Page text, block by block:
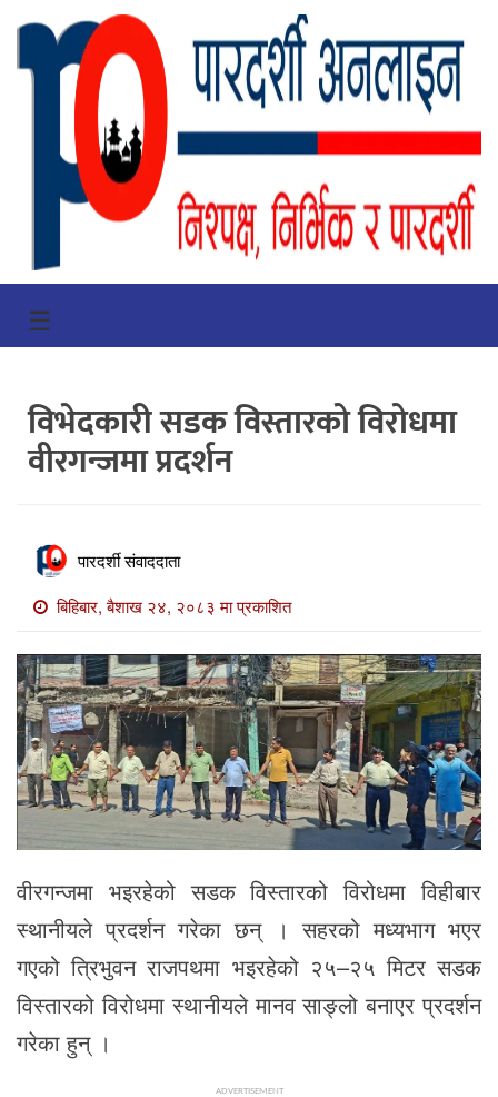
गृहपृष्ठ
भिडियो
प्रमुख
खबर
समाचार
खबर
माडी
विविध
☰
विभेदकारी सडक विस्तारको विरोधमा
वीरगन्जमा प्रदर्शन
पारदर्शी संवाददाता
बिहिबार, बैशाख २४, २०८३ मा प्रकाशित
वीरगन्जमा भइरहेको सडक विस्तारको विरोधमा विहीबार
स्थानीयले प्रदर्शन गरेका छन् । सहरको मध्यभाग भएर
गएको त्रिभुवन राजपथमा भइरहेको २५–२५ मिटर सडक
विस्तारको विरोधमा स्थानीयले मानव साङ्लो बनाएर प्रदर्शन
गरेका हुन् ।
ADVERTISEMENT